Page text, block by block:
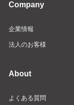
Company
企業情報
法人のお客様
About
よくある質問